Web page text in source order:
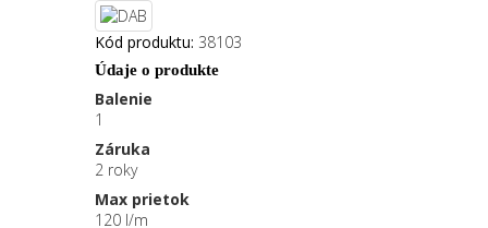
Kód produktu: 38103
Údaje o produkte
Balenie
1
Záruka
2 roky
Max prietok
120 l/m